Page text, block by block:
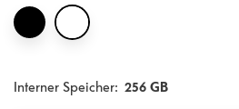
Interner Speicher: 256 GB